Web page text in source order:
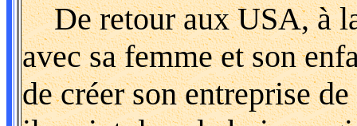
De retour aux USA, à
avec sa femme et son
de créer son entreprise